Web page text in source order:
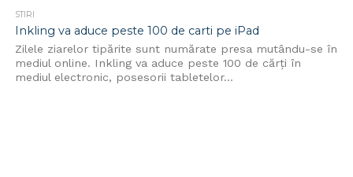
STIRI
Inkling va aduce peste 100 de carti pe iPad
Zilele ziarelor tipărite sunt numărate presa mutându-se în
mediul online. Inkling va aduce peste 100 de cărți în
mediul electronic, posesorii tabletelor...